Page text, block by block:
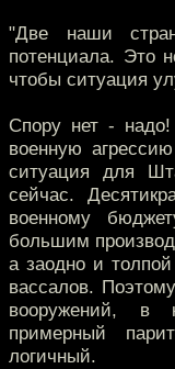
"Две наши
потенциала. Это
чтобы ситуация
Спору нет -
военную
ситуация для
сейчас.
военному
большим
а заодно и
вассалов.
вооружений, в
примерный
логичный.